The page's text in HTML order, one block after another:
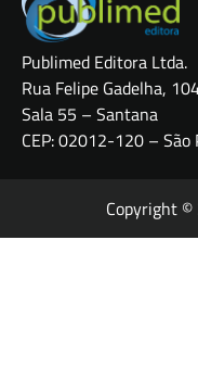
Publimed Editora Ltda.
Rua Felipe Gadelha,
Sala 55 – Santana
CEP: 02012-120 – São
Copyright